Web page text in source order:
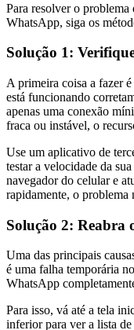
Para resolver o
WhatsApp, siga os
Solução 1:
A primeira coisa a fazer
está funcionando
apenas uma conexão
fraca ou instável, o
Use um aplicativo de
testar a velocidade da
navegador do celular e
rapidamente, o problema
Solução 2: Reabra
Uma das principais
é uma falha temporária
WhatsApp
Para isso, vá até a tela
inferior para ver a lista